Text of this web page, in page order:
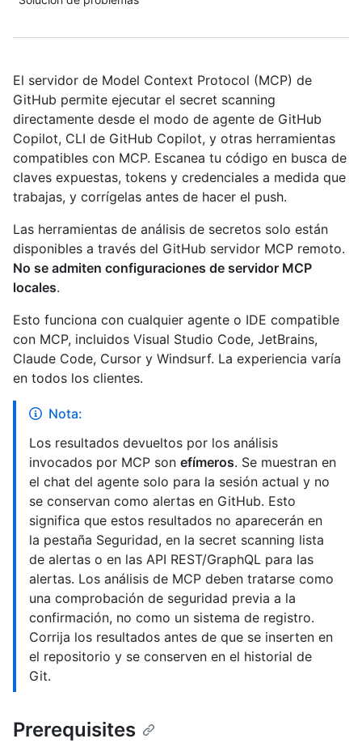
El servidor de Model Context Protocol (MCP) de
GitHub permite ejecutar el secret scanning
directamente desde el modo de agente de GitHub
Copilot, CLI de GitHub Copilot, y otras herramientas
compatibles con MCP. Escanea tu código en busca de
claves expuestas, tokens y credenciales a medida que
trabajas, y corrígelas antes de hacer el push.
Las herramientas de análisis de secretos solo están
disponibles a través del GitHub servidor MCP remoto.
No se admiten configuraciones de servidor MCP
locales.
Esto funciona con cualquier agente o IDE compatible
con MCP, incluidos Visual Studio Code, JetBrains,
Claude Code, Cursor y Windsurf. La experiencia varía
en todos los clientes.
Nota:
Los resultados devueltos por los análisis
invocados por MCP son efímeros. Se muestran en
el chat del agente solo para la sesión actual y no
se conservan como alertas en GitHub. Esto
significa que estos resultados no aparecerán en
la pestaña Seguridad, en la secret scanning lista
de alertas o en las API REST/GraphQL para las
alertas. Los análisis de MCP deben tratarse como
una comprobación de seguridad previa a la
confirmación, no como un sistema de registro.
Corrija los resultados antes de que se inserten en
el repositorio y se conserven en el historial de
Git.
Prerequisites